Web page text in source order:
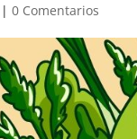
|0 Comentarios